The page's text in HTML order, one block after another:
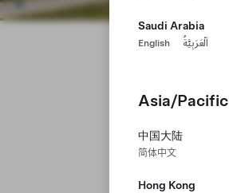
Saudi Arabia
English اَلْعَرَبِيَّةُ
Asia/Pacific
中国大陆
简体中文
Hong Kong
Gigafactory
Austin, Texas